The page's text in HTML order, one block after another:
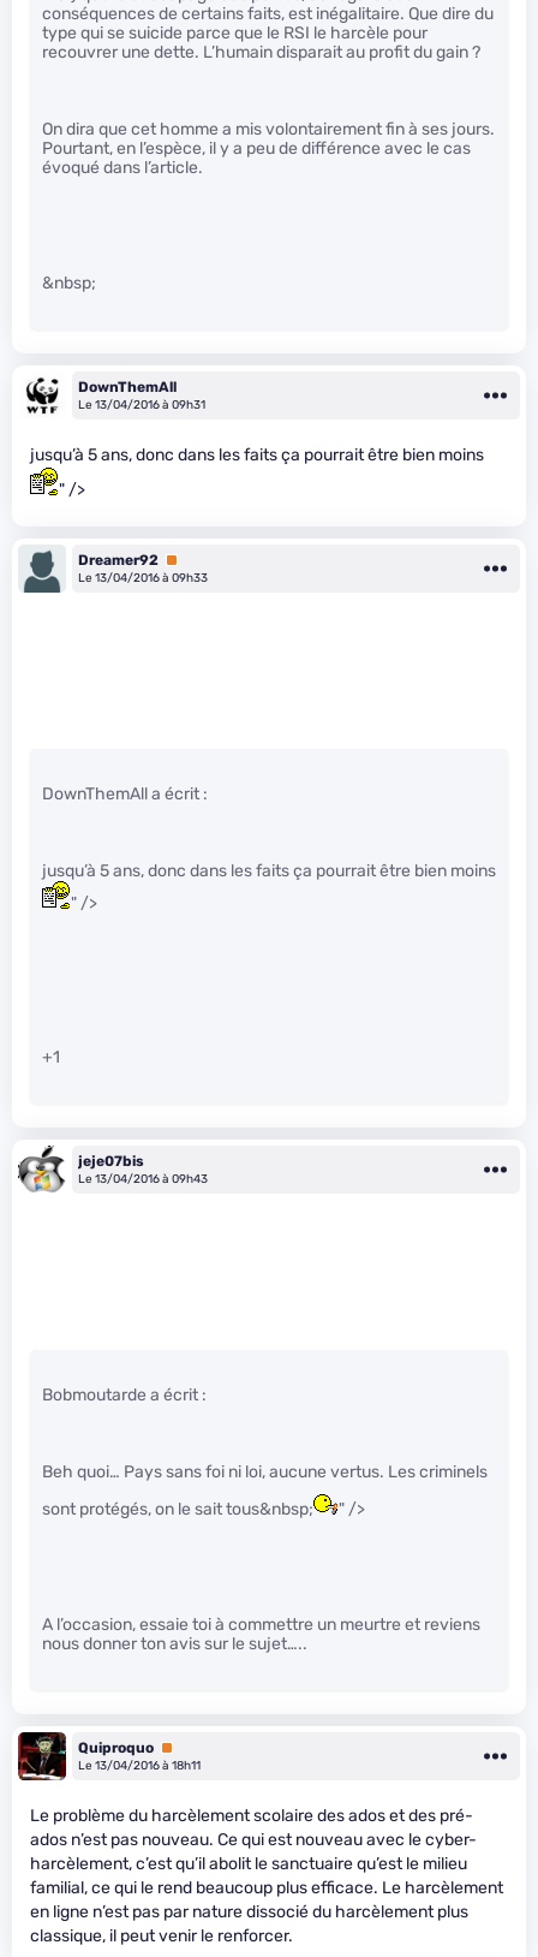
conséquences de certains faits, est inégalitaire. Que dire du
type qui se suicide parce que le RSI le harcèle pour
recouvrer une dette. L’humain disparait au profit du gain ?
On dira que cet homme a mis volontairement fin à ses jours.
Pourtant, en l’espèce, il y a peu de différence avec le cas
évoqué dans l’article.
&nbsp;
DownThemAll
Le 13/04/2016 à 09h31
jusqu’à 5 ans, donc dans les faits ça pourrait être bien moins
" />
Dreamer92 Premium
Le 13/04/2016 à 09h33
DownThemAll a écrit :
jusqu’à 5 ans, donc dans les faits ça pourrait être bien moins
" />
+1
jeje07bis
Le 13/04/2016 à 09h43
Bobmoutarde a écrit :
Beh quoi… Pays sans foi ni loi, aucune vertus. Les criminels
sont protégés, on le sait tous&nbsp;
" />
A l’occasion, essaie toi à commettre un meurtre et reviens
nous donner ton avis sur le sujet…..
Quiproquo Premium
Le 13/04/2016 à 18h11
Le problème du harcèlement scolaire des ados et des pré-
ados n’est pas nouveau. Ce qui est nouveau avec le cyber-
harcèlement, c’est qu’il abolit le sanctuaire qu’est le milieu
familial, ce qui le rend beaucoup plus efficace. Le harcèlement
en ligne n’est pas par nature dissocié du harcèlement plus
classique, il peut venir le renforcer.